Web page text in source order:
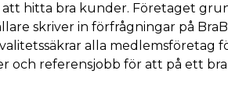
hitta bra kunder. Företaget
skriver in förfrågningar på
alla medlemsföretag
och referensjobb för att på ett